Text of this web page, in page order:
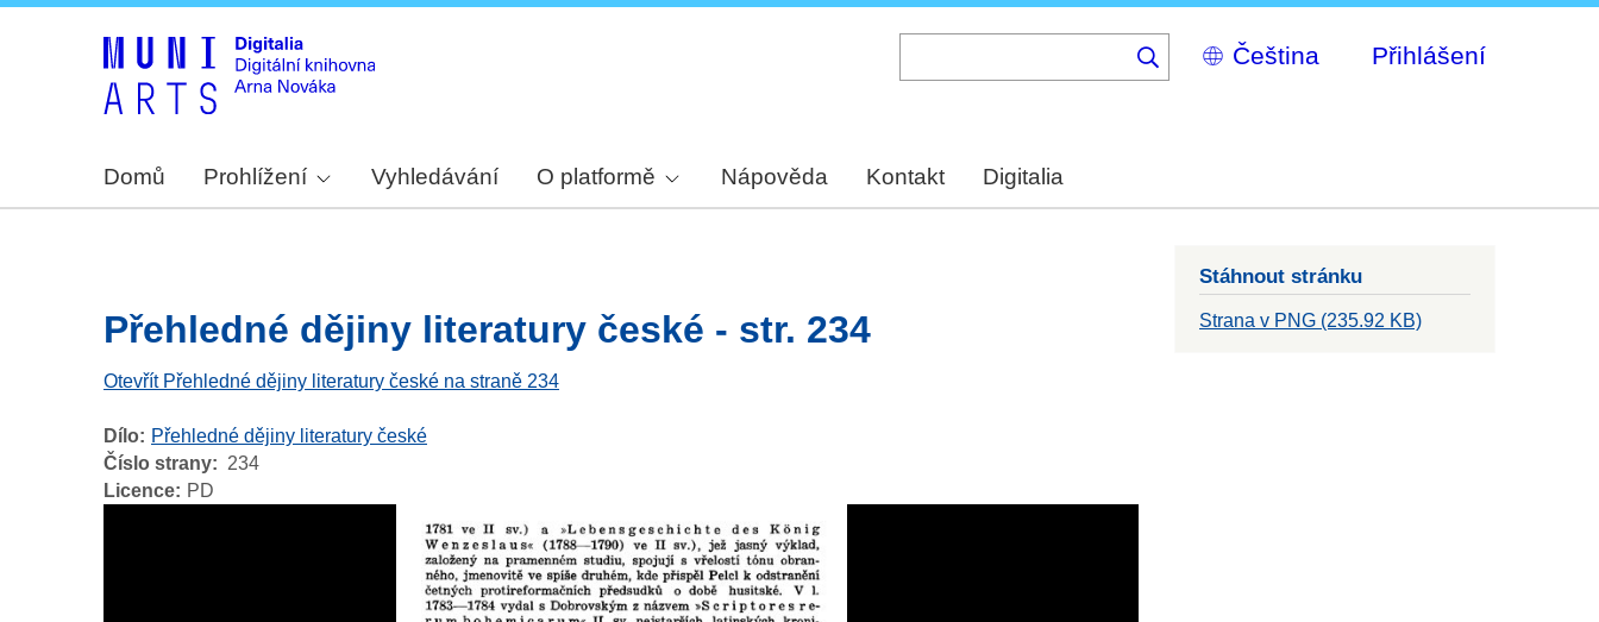
Select
your
Přihlášení
Domů Prohlížení Vyhledávání O platformě Nápověda Kontakt Digitalia
Přehledné dějiny literatury české - str. 234
Otevřít Přehledné dějiny literatury české na straně 234
Dílo
Přehledné dějiny literatury české
Číslo strany
234
Licence
PD
Stáhnout stránku
Strana v PNG (235.92 KB)